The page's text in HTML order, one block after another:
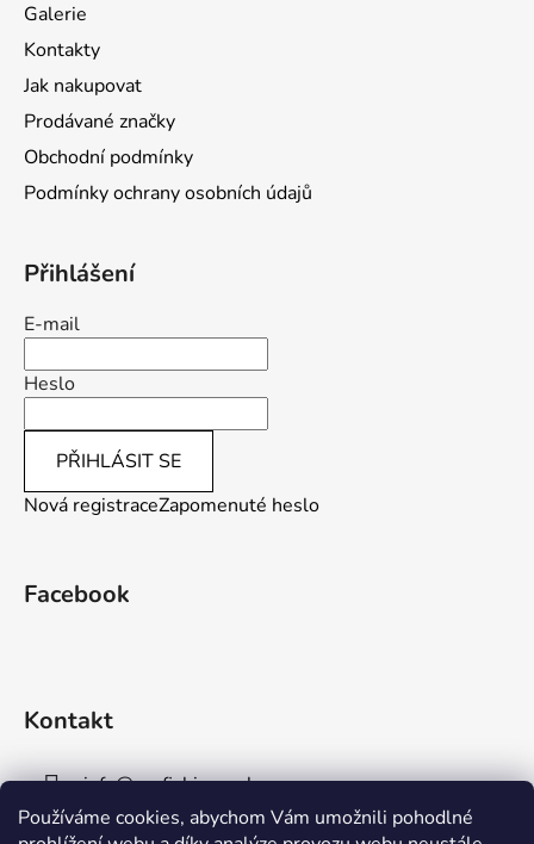
Používáme cookies, abychom Vám umožnili pohodlné
Galerie
Kontakty
Jak nakupovat
Prodávané značky
Obchodní podmínky
Podmínky ochrany osobních údajů
Přihlášení
E-mail
Heslo
PŘIHLÁSIT SE
Nová registraceZapomenuté heslo
Facebook
Kontakt
info@aaafishingpraha.cz